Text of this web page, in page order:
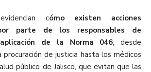
cómo existen acciones
parte de los responsables de
de la Norma 046; desde
procuración de justicia hasta los médicos
público de Jalisco, que evitan que las